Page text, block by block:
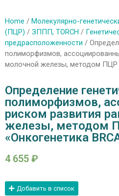
Home / Молекулярно-
(ПЦР) / ЗППП, TORCH /
предрасположенности /
полиморфизмов,
молочной железы, методом ПЦР
Определение
полиморфизмов,
риском развития
железы, методом
«Онкогенетика
4 655 ₽
Добавить в список